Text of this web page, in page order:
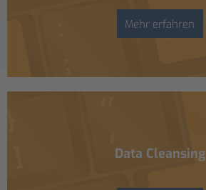
Mehr erfahren
Data Cleansing